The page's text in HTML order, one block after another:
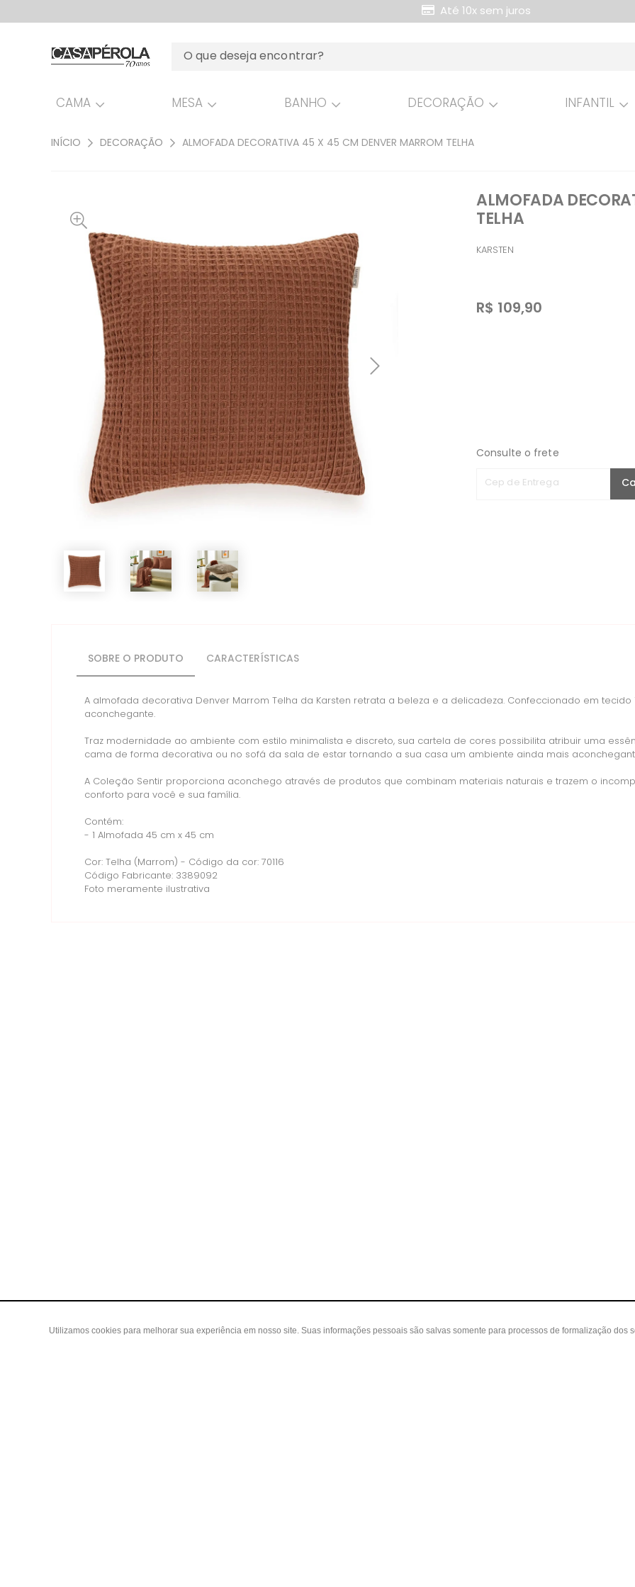
Até 10x sem juros
Retire Grátis na loja
CAMA MESA BANHO DECORAÇÃO INFANTIL
INÍCIO DECORAÇÃO ALMOFADA DECORATIVA 45 X 45 CM DENVER MARROM TELHA
ALMOFADA
TELHA
KARSTEN
R$ 109,90
Consulte o frete
Cep de Entrega
SOBRE O PRODUTO CARACTERÍSTICAS
A almofada decorativa Denver Marrom Telha da Karsten retrata a beleza e a delicadeza. Confeccionado em tecido
aconchegante.
Traz modernidade ao ambiente com estilo minimalista e discreto, sua cartela de cores possibilita atribuir uma
cama de forma decorativa ou no sofá da sala de estar tornando a sua casa um ambiente ainda mais
A Coleção Sentir proporciona aconchego através de produtos que combinam materiais naturais e trazem o
conforto para você e sua família.
Contém:
- 1 Almofada 45 cm x 45 cm
Cor: Telha (Marrom) - Código da cor: 70116
Código Fabricante: 3389092
Foto meramente ilustrativa
Utilizamos cookies para melhorar sua experiência em nosso site. Suas informações pessoais são salvas somente para processos de formalização dos